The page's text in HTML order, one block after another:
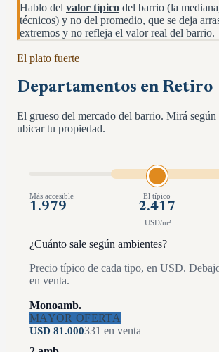
Hablo del valor típico del barrio (la
técnicos) y no del promedio, que se deja
extremos y no refleja el valor real del barrio.
El plato fuerte
Departamentos en Retiro
El grueso del mercado del barrio. Mirá según
ubicar tu propiedad.
Más accesible
1.979
El típico
2.417
USD/m²
¿Cuánto sale según ambientes?
Precio típico de cada tipo, en USD.
en venta.
Monoamb.
MAYOR OFERTA
USD 81.000331 en venta